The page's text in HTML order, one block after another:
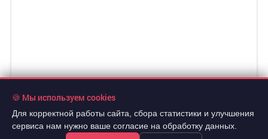
🍪 Мы используем cookies
Для корректной работы сайта, сбора статистики и улучшения
сервиса нам нужно ваше согласие на обработку данных.